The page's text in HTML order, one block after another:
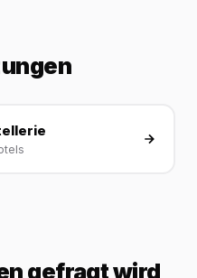
gefragt wird